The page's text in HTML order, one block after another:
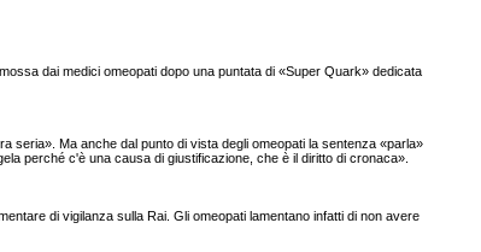
dai medici omeopati dopo una puntata di «Super Quark» dedicata
seria». Ma anche dal punto di vista degli omeopati la sentenza «parla»
perché c'è una causa di giustificazione, che è il diritto di cronaca».
di vigilanza sulla Rai. Gli omeopati lamentano infatti di non avere